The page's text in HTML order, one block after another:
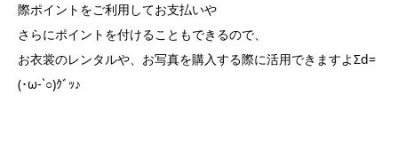
際ポイントをご利用してお支払いや
さらにポイントを付けることもできるので、
お衣裳のレンタルや、お写真を購入する際に活用できますよΣd=
(･ω-`○)ｸﾞｯ♪